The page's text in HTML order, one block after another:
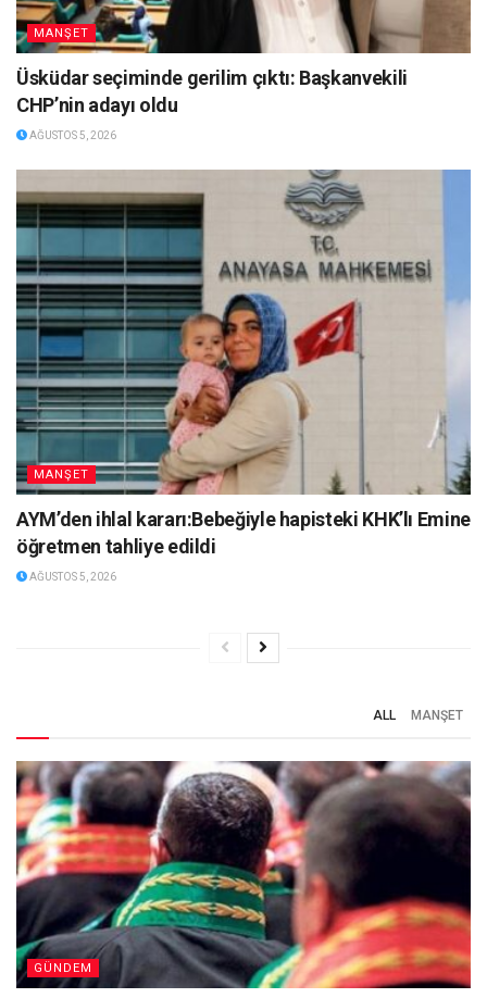
MANŞET
Üsküdar seçiminde gerilim çıktı: Başkanvekili
CHP’nin adayı oldu
AĞUSTOS 5, 2026
MANŞET
AYM’den ihlal kararı:Bebeğiyle hapisteki KHK’lı Emine
öğretmen tahliye edildi
AĞUSTOS 5, 2026
ALL MANŞET
GÜNDEM